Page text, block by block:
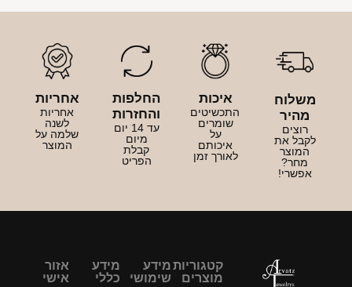
משלוח
מהיר
רוצים
לקבל את
המוצר
מחר?
אפשרי!
איכות
התכשיטים
שומרים
על
איכותם
לאורך זמן
החלפות
והחזרות
עד 14 יום
מיום
קבלת
הפריט
אחריות
אחריות
לשנה
שלמה על
המוצר
קטגוריות
מוצרים
מידע
שימושי
מידע
כללי
אזור
אישי